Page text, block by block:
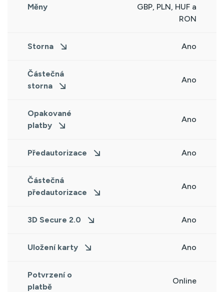
Měny
GBP, PLN, HUF a
RON
Storna Ano
Částečná
storna
Ano
Opakované
platby
Ano
Předautorizace Ano
Částečná
předautorizace
Ano
3D Secure 2.0 Ano
Uložení karty Ano
Potvrzení o
platbě
Online